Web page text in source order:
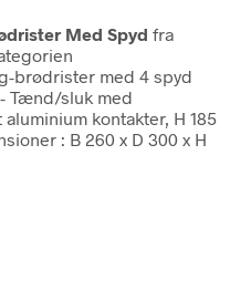
Med Spyd fra
brødrister med 4 spyd
Tænd/sluk med
kontakter, H 185
: B 260 x D 300 x H